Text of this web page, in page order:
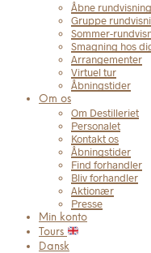
Åbne
Gruppe
Sommer-
Smagning hos
Arrangementer
Virtuel tur
Åbningstider
Om os
Om Destilleriet
Personalet
Kontakt os
Åbningstider
Find forhandler
Bliv forhandler
Aktionær
Presse
Min konto
Tours
Dansk